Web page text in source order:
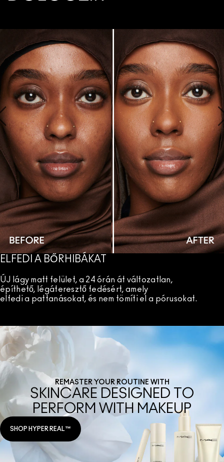
ELFEDI A BŐRHIBÁKAT
ÚJ lágy matt felület, a 24 órán át változatlan,
építhető, légáteresztő fedésért, amely
elfedi a pattanásokat, és nem tömíti el a pórusokat.
REMASTER YOUR ROUTINE WITH
SKINCARE DESIGNED TO
PERFORM WITH MAKEUP
SHOP HYPER REAL™